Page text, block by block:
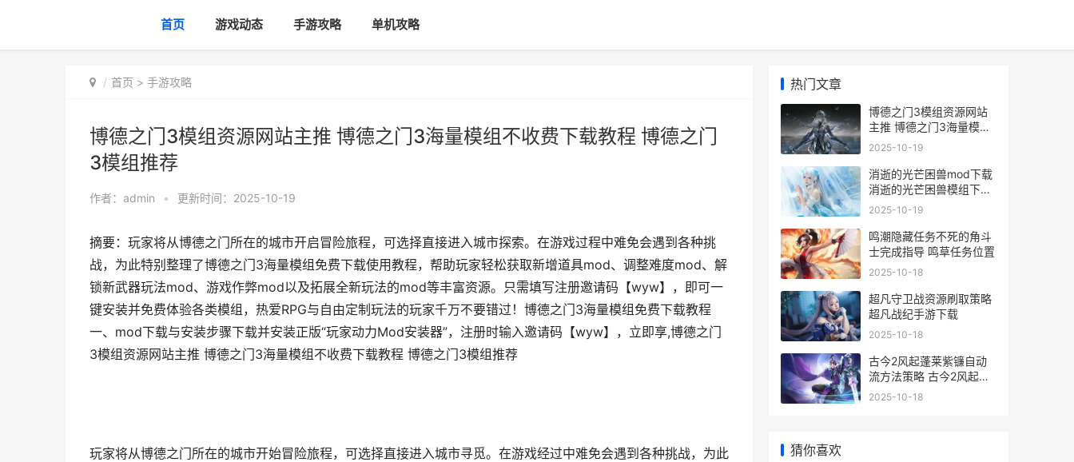
首页 游戏动态 手游攻略 单机攻略
首页 > 手游攻略
博德之门3模组资源网站主推 博德之门3海量模组不收费下载教程 博德之门
3模组推荐
作者： admin • 更新时间：2025-10-19
摘要：玩家将从博德之门所在的城市开启冒险旅程，可选择直接进入城市探索。在游戏过程中难免会遇到各种挑
战，为此特别整理了博德之门3海量模组免费下载使用教程，帮助玩家轻松获取新增道具mod、调整难度mod、解
锁新武器玩法mod、游戏作弊mod以及拓展全新玩法的mod等丰富资源。只需填写注册邀请码【wyw】，即可一
键安装并免费体验各类模组，热爱RPG与自由定制玩法的玩家千万不要错过！博德之门3海量模组免费下载教程
一、mod下载与安装步骤下载并安装正版“玩家动力Mod安装器”，注册时输入邀请码【wyw】，立即享,博德之门
3模组资源网站主推 博德之门3海量模组不收费下载教程 博德之门3模组推荐
玩家将从博德之门所在的城市开始冒险旅程，可选择直接进入城市寻觅。在游戏经过中难免会遇到各种挑战，为此
热门文章
博德之门3模组资源网站
主推 博德之门3海量模组
不收费下载教程 博德之门
2025-10-19
消逝的光芒困兽mod下载
消逝的光芒困兽模组下载
详细解答锦集 消逝的光芒
2025-10-19
鸣潮隐藏任务不死的角斗
士完成指导 鸣草任务位置
2025-10-18
超凡守卫战资源刷取策略
超凡战纪手游下载
2025-10-18
古今2风起蓬莱紫镰自动
流方法策略 古今2风起蓬
莱蒸发
2025-10-18
猜你喜欢